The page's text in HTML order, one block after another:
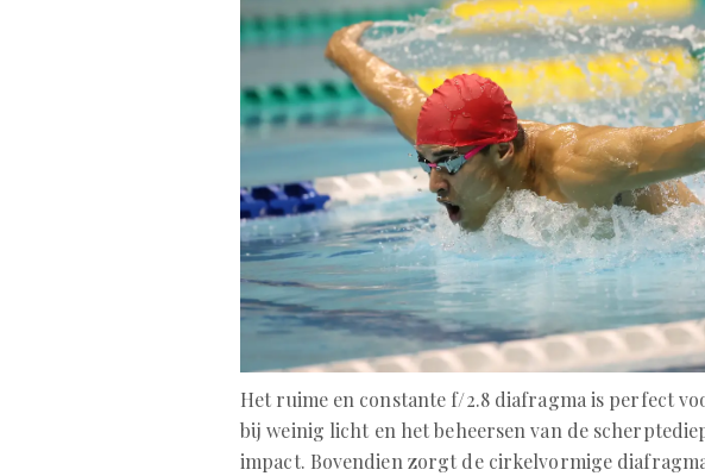
Het ruime en constante f/2.8 diafragma is perfect
bij weinig licht en het beheersen van de
impact. Bovendien zorgt de cirkelvormige